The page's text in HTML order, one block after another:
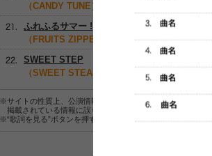
（CANDY TUNE）
ふれふるサマー !
（FRUITS ZIPPER）
SWEET STEP
（SWEET STEADY, FRUITS ZIPPER,
※サイトの性質上、公演情報およびセットリスト情報の正確
掲載されている情報に誤りがある場合は、 こちらよりご連
※“歌詞を見る”ボタンを押すと、株式会社ページワンが運営